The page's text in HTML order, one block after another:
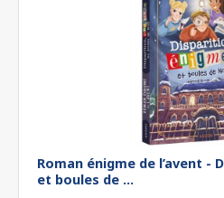
Roman énigme de l’avent -
et boules de ...